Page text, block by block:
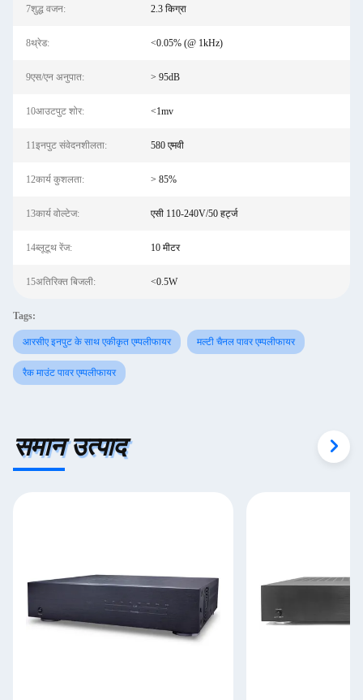
7शुद्ध वजन: 2.3 किग्रा
8थ्रेड: <0.05% (@ 1kHz)
9एस/एन अनुपात: > 95dB
10आउटपुट शोर: <1mv
11इनपुट संवेदनशीलता: 580 एमवी
12कार्य कुशलता: > 85%
13कार्य वोल्टेज: एसी 110-240V/50 हर्ट्ज
14ब्लूटूथ रेंज: 10 मीटर
15अतिरिक्त बिजली: <0.5W
Tags:
आरसीए इनपुट के साथ एकीकृत एम्पलीफायर मल्टी चैनल पावर एम्पलीफायर
रैक माउंट पावर एम्पलीफायर
समान उत्पाद